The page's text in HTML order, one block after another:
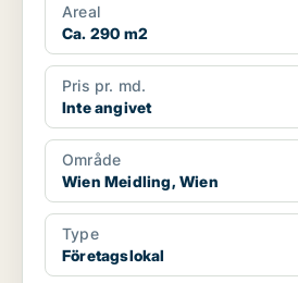
Areal
Ca. 290 m2
Pris pr. md.
Inte angivet
Område
Wien Meidling, Wien
Type
Företagslokal